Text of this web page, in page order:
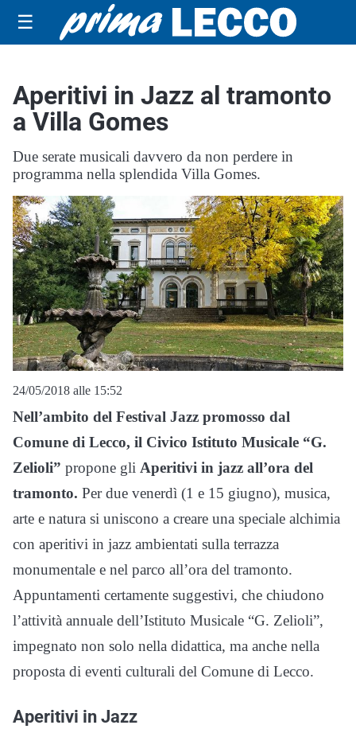
☰
Aperitivi in Jazz al tramonto
a Villa Gomes
Due serate musicali davvero da non perdere in
programma nella splendida Villa Gomes.
24/05/2018 alle 15:52
Nell’ambito del Festival Jazz promosso dal
Comune di Lecco, il Civico Istituto Musicale “G.
Zelioli” propone gli Aperitivi in jazz all’ora del
tramonto. Per due venerdì (1 e 15 giugno), musica,
arte e natura si uniscono a creare una speciale alchimia
con aperitivi in jazz ambientati sulla terrazza
monumentale e nel parco all’ora del tramonto.
Appuntamenti certamente suggestivi, che chiudono
l’attività annuale dell’Istituto Musicale “G. Zelioli”,
impegnato non solo nella didattica, ma anche nella
proposta di eventi culturali del Comune di Lecco.
Aperitivi in Jazz